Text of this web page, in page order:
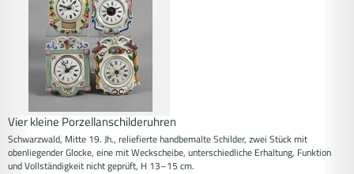
Vier kleine Porzellanschilderuhren
Schwarzwald, Mitte 19. Jh., reliefierte handbemalte Schilder, zwei Stück mit
obenliegender Glocke, eine mit Weckscheibe, unterschiedliche Erhaltung, Funktion
und Vollständigkeit nicht geprüft, H 13–15 cm.